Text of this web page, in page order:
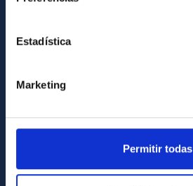
Estadística
Marketing
Permitir todas
Forever IAC
Proyectos institucionales
Financiación externa
Programa Severo Ochoa
Amigos del IAC